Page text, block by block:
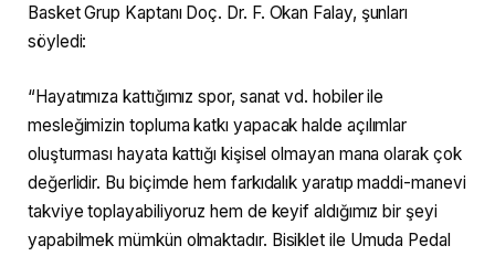
Basket Grup Kaptanı Doç. Dr. F. Okan Falay, şunları
söyledi:
“Hayatımıza kattığımız spor, sanat vd. hobiler ile
mesleğimizin topluma katkı yapacak halde açılımlar
oluşturması hayata kattığı kişisel olmayan mana olarak çok
değerlidir. Bu biçimde hem farkıdalık yaratıp maddi-manevi
takviye toplayabiliyoruz hem de keyif aldığımız bir şeyi
yapabilmek mümkün olmaktadır. Bisiklet ile Umuda Pedal